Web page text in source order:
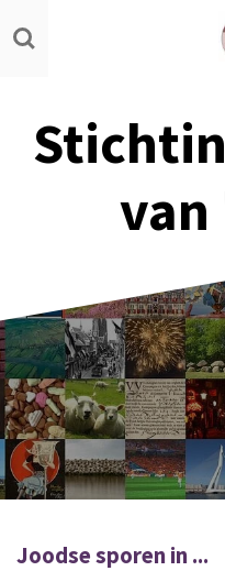
Ga
direct
hoofdinhoud
van
Joodse sporen in ...